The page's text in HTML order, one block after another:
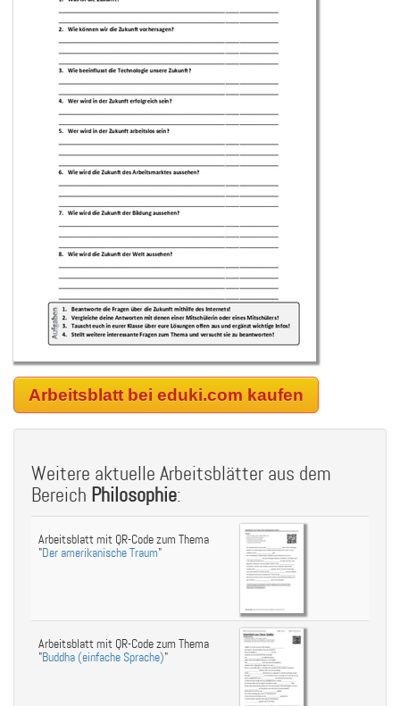
Arbeitsblatt bei eduki.com kaufen
Weitere aktuelle Arbeitsblätter aus dem
Bereich Philosophie:
Arbeitsblatt mit QR-Code zum Thema
"Der amerikanische Traum"
Arbeitsblatt mit QR-Code zum Thema
"Buddha (einfache Sprache)"